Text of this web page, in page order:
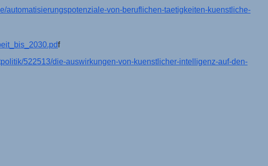
automatisierungspotenziale-von-beruflichen-taetigkeiten-kuenstliche-
f
522513/die-auswirkungen-von-kuenstlicher-intelligenz-auf-den-